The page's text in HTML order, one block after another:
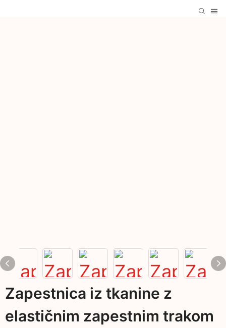
Zapestnica iz tkanine z
elastičnim zapestnim trakom